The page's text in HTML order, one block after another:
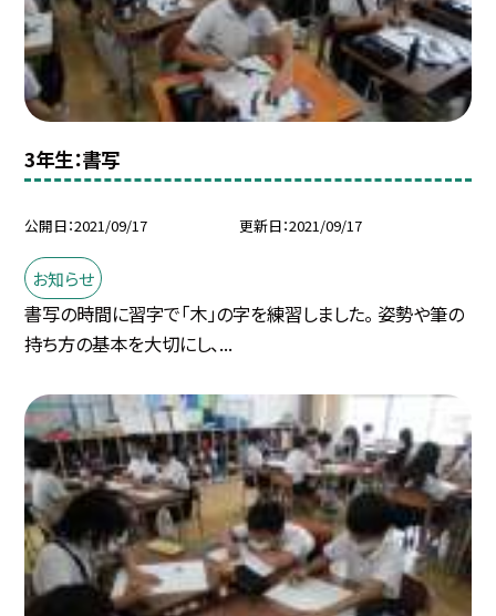
3年生：書写
公開日 2021/09/17 更新日 2021/09/17
お知らせ
書写の時間に習字で「木」の字を練習しました。 姿勢や筆の
持ち方の基本を大切にし、...